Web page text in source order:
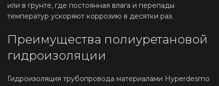
или в грунте, где постоянная влага и перепады
температур ускоряют коррозию в десятки раз.
Преимущества полиуретановой
гидроизоляции
Гидроизоляция трубопровода материалами Hyperdesmo